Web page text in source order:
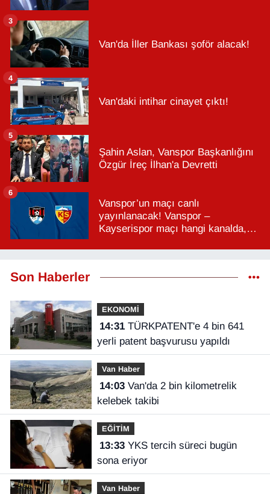
Van'da İller Bankası şoför alacak!
3
Van'daki intihar cinayet çıktı!
4
Şahin Aslan, Vanspor Başkanlığını
Özgür İreç İlhan'a Devretti
5
Vanspor’un maçı canlı
yayınlanacak! Vanspor –
Kayserispor maçı hangi kanalda,
6
Son Haberler
EKONOMİ
14:31TÜRKPATENT'e 4 bin 641
yerli patent başvurusu yapıldı
Van Haber
14:03Van'da 2 bin kilometrelik
kelebek takibi
EĞİTİM
13:33YKS tercih süreci bugün
sona eriyor
Van Haber